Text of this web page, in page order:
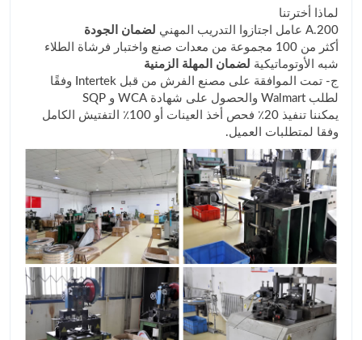
لماذا أخترتنا
A.200 عامل اجتازوا التدريب المهني
لضمان الجودة
أكثر من 100 مجموعة من معدات صنع واختبار فرشاة الطلاء
شبه الأوتوماتيكية لضمان المهلة الزمنية
ج- تمت الموافقة على مصنع الفرش من قبل Intertek وفقًا
لطلب Walmart والحصول على شهادة WCA و SQP
يمكننا تنفيذ 20٪ فحص أخذ العينات أو 100٪ التفتيش الكامل
وفقا لمتطلبات العميل.